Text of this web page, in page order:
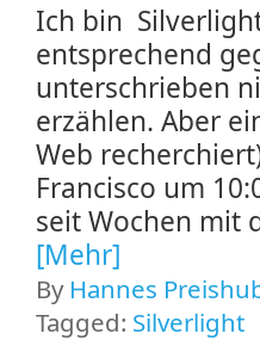
Ich bin
entsprechend
unterschrieben
erzählen. Aber
Web
Francisco um
seit Wochen mit
[Mehr]
By Hannes
Tagged: Silverlight